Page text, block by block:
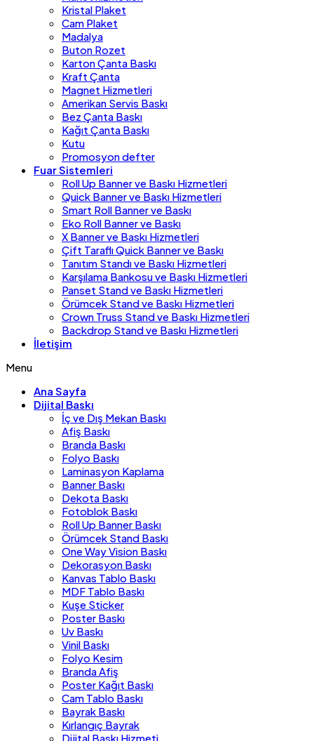
Kristal Plaket
Cam Plaket
Madalya
Buton Rozet
Karton Çanta Baskı
Kraft Çanta
Magnet Hizmetleri
Amerikan Servis Baskı
Bez Çanta Baskı
Kağıt Çanta Baskı
Kutu
Promosyon defter
Fuar Sistemleri
Roll Up Banner ve Baskı Hizmetleri
Quick Banner ve Baskı Hizmetleri
Smart Roll Banner ve Baskı
Eko Roll Banner ve Baskı
X Banner ve Baskı Hizmetleri
Çift Taraflı Quick Banner ve Baskı
Tanıtım Standı ve Baskı Hizmetleri
Karşılama Bankosu ve Baskı Hizmetleri
Panset Stand ve Baskı Hizmetleri
Örümcek Stand ve Baskı Hizmetleri
Crown Truss Stand ve Baskı Hizmetleri
Backdrop Stand ve Baskı Hizmetleri
İletişim
Menu
Ana Sayfa
Dijital Baskı
İç ve Dış Mekan Baskı
Afiş Baskı
Branda Baskı
Folyo Baskı
Laminasyon Kaplama
Banner Baskı
Dekota Baskı
Fotoblok Baskı
Roll Up Banner Baskı
Örümcek Stand Baskı
One Way Vision Baskı
Dekorasyon Baskı
Kanvas Tablo Baskı
MDF Tablo Baskı
Kuşe Sticker
Poster Baskı
Uv Baskı
Vinil Baskı
Folyo Kesim
Branda Afiş
Poster Kağıt Baskı
Cam Tablo Baskı
Bayrak Baskı
Kırlangıç Bayrak
Dijital Baskı Hizmeti